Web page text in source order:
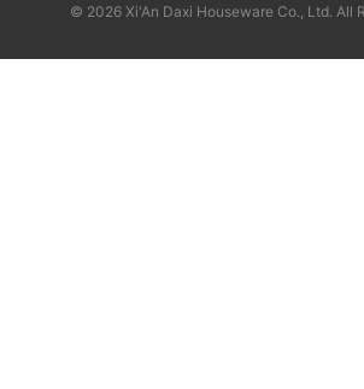
© 2026 Xi'An Daxi Houseware Co., Ltd. All